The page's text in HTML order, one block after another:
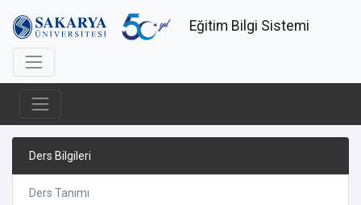
Eğitim Bilgi Sistemi
Ders Bilgileri
Ders Tanımı